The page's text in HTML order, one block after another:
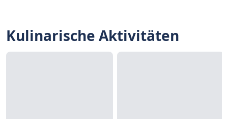
Kulinarische Aktivitäten